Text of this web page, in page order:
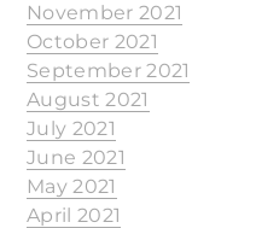
November 2021
October 2021
September 2021
August 2021
July 2021
June 2021
May 2021
April 2021